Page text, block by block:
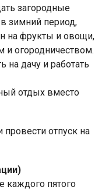
загородные
в зимний период,
на фрукты и овощи,
и огородничеством.
на дачу и работать
отдых вместо
каждого пятого